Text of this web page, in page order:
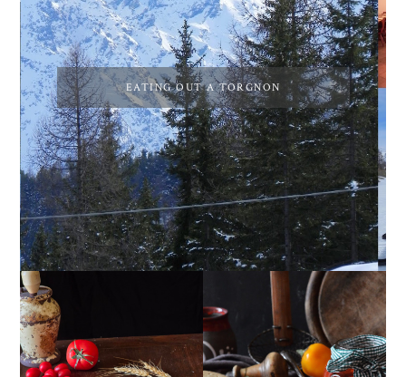
EATING OUT A TORGNON
GIRANDOLE DI
RICOTTA
PEPERONI ALLA
PIEMONTESE